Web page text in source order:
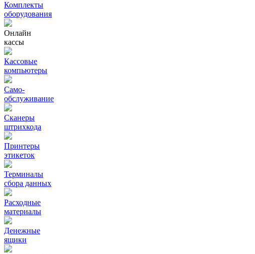
Комплекты
оборудования
Онлайн
кассы
Кассовые
компьютеры
Само-
обслуживание
Сканеры
штрихкода
Принтеры
этикеток
Терминалы
сбора данных
Расходные
материалы
Денежные
ящики